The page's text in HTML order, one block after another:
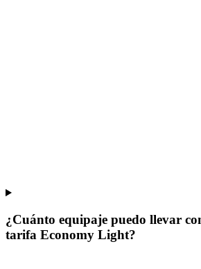
¿Cuánto equipaje puedo llevar
tarifa Economy Light?